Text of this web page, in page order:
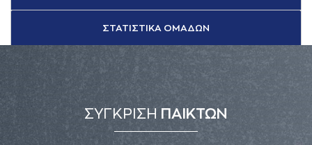
ΣΤΑΤΙΣΤΙΚΑ ΟΜΑΔΩΝ
ΣΥΓΚΡΙΣΗ ΠΑΙΚΤΩΝ